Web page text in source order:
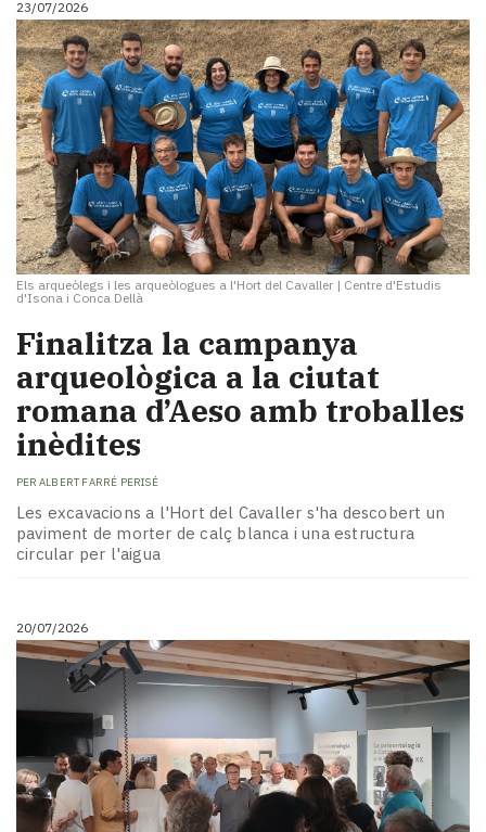
i
turisme
Cultura
Esports
Mai
tant!
TV
i
mitjans
El
temps
Reportatges
Enquestes
A
escena!
Dis
la
Subscriptors
La
newsletter
del
patrocinat
Lo
llegit...
Editorial
23/07/2026
Els arqueòlegs i les arqueòlogues a l'Hort del Cavaller | Centre d'Estudis
d'Isona i Conca Dellà
Finalitza la campanya
arqueològica a la ciutat
romana d’Aeso amb troballes
inèdites
PER ALBERT FARRÉ PERISÉ
Les excavacions a l'Hort del Cavaller s'ha descobert un
paviment de morter de calç blanca i una estructura
circular per l'aigua
20/07/2026